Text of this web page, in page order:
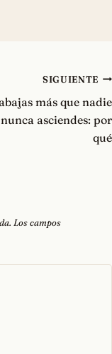
SIGUIENTE
más que nadie
asciendes: por
qué
Los campos